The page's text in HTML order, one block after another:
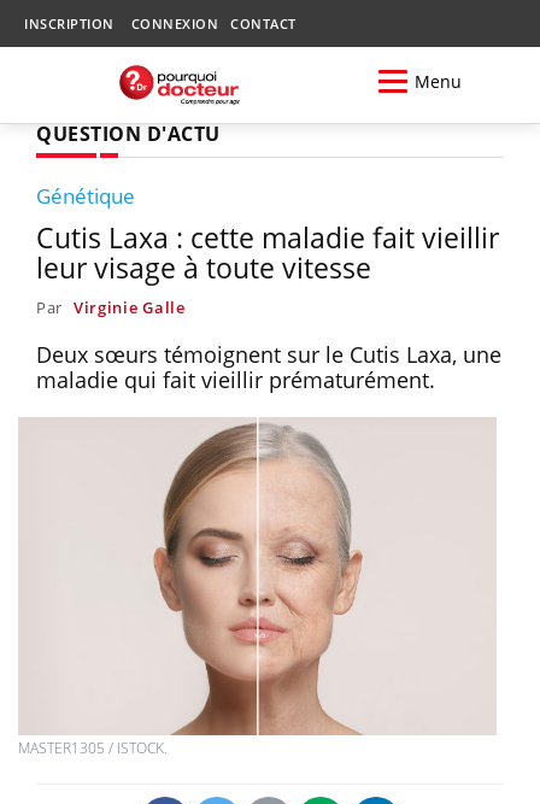
INSCRIPTION CONNEXION CONTACT
Menu
QUESTION D'ACTU
Génétique
Cutis Laxa : cette maladie fait vieillir
leur visage à toute vitesse
Par Virginie Galle
Deux sœurs témoignent sur le Cutis Laxa, une
maladie qui fait vieillir prématurément.
MASTER1305 / ISTOCK.